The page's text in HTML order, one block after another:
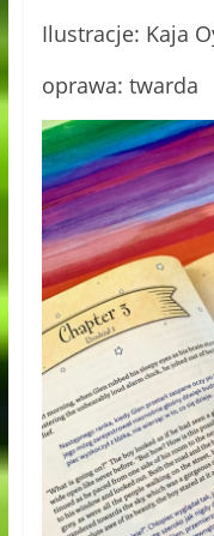
Ilustracje: Kaja
oprawa: twarda